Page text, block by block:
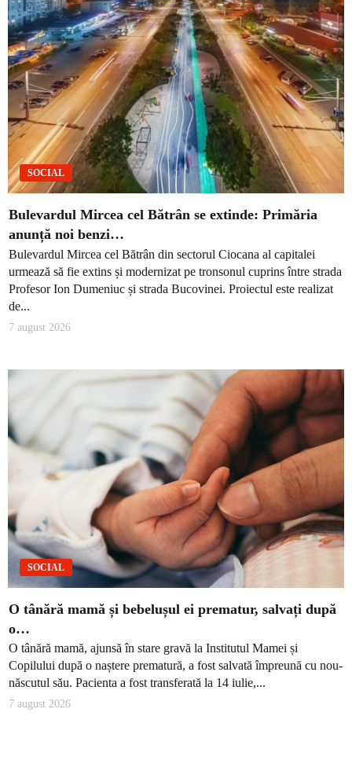
SOCIAL
Bulevardul Mircea cel Bătrân se extinde: Primăria
anunță noi benzi…
Bulevardul Mircea cel Bătrân din sectorul Ciocana al capitalei
urmează să fie extins și modernizat pe tronsonul cuprins între strada
Profesor Ion Dumeniuc și strada Bucovinei. Proiectul este realizat
de...
7 august 2026
SOCIAL
O tânără mamă și bebelușul ei prematur, salvați după
o…
O tânără mamă, ajunsă în stare gravă la Institutul Mamei și
Copilului după o naștere prematură, a fost salvată împreună cu nou-
născutul său. Pacienta a fost transferată la 14 iulie,...
7 august 2026